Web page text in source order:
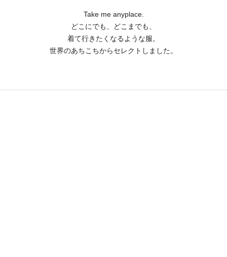
Take me anyplace.
どこにでも、どこまでも、
着て行きたくなるような服。
世界のあちこちからセレクトしました。